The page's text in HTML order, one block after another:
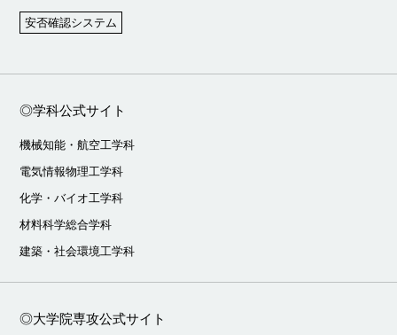
安否確認システム
◎学科公式サイト
機械知能・航空工学科
電気情報物理工学科
化学・バイオ工学科
材料科学総合学科
建築・社会環境工学科
◎大学院専攻公式サイト